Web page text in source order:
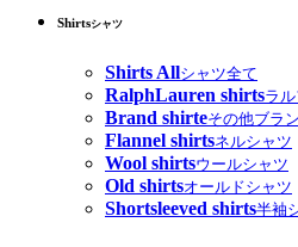
Shirtsシャツ
Shirts Allシャツ全て
RalphLauren shirtsラ
Brand shirteその他ブラ
Flannel shirtsネルシャツ
Wool shirtsウールシャツ
Old shirtsオールドシャツ
Shortsleeved shirts半袖